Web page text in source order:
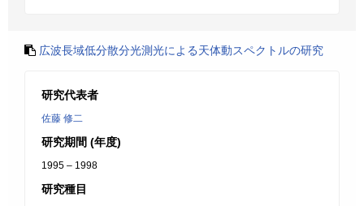
広波長域低分散分光測光による天体動スペクトルの研究
研究代表者
佐藤 修二
研究期間 (年度)
1995 – 1998
研究種目